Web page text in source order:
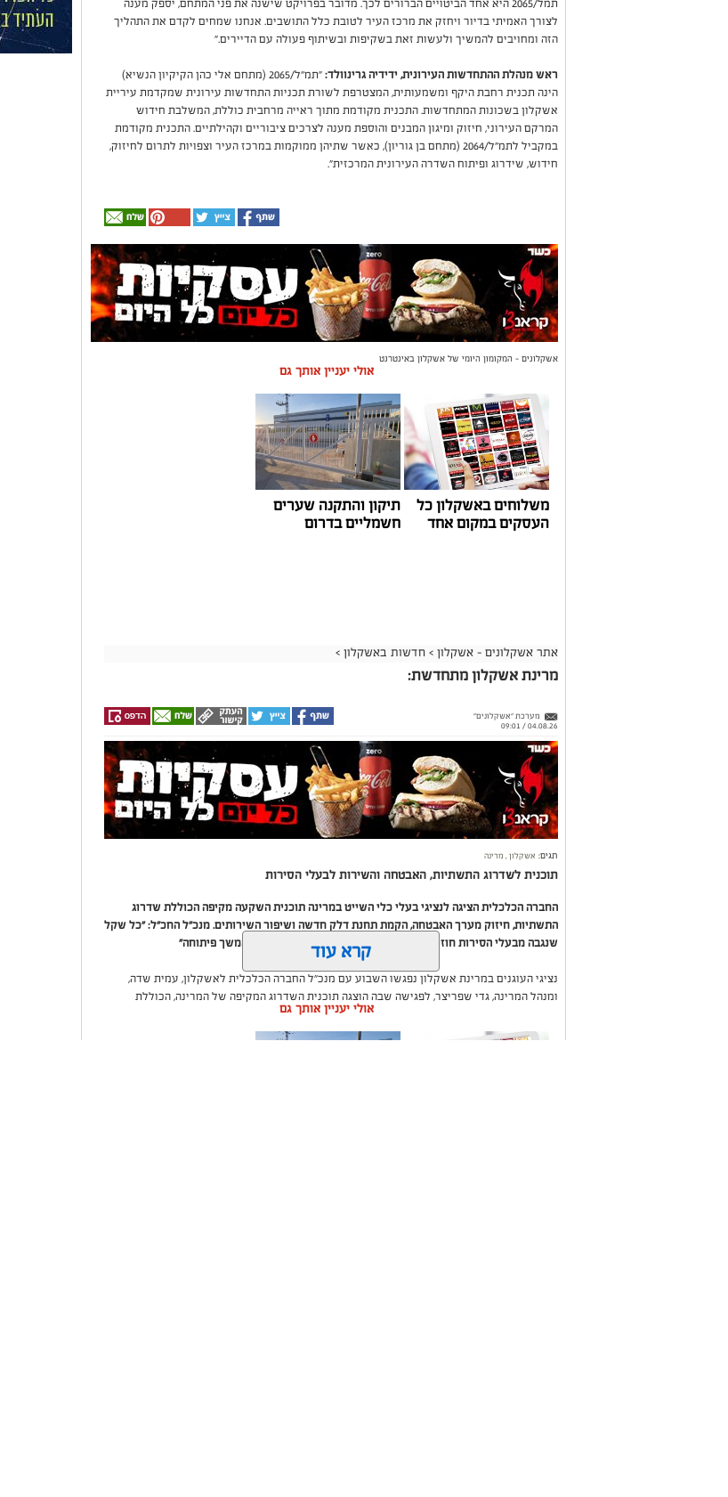
תמל/2065 היא אחד הביטויים הברורים לכך. מדובר בפרויקט שישנה את פני המתחם, יספק מענה
לצורך האמיתי בדיור ויחזק את מרכז העיר לטובת כלל התושבים. אנחנו שמחים לקדם את התהליך
הזה ומחויבים להמשיך ולעשות זאת בשקיפות ובשיתוף פעולה עם הדיירים."
ראש מנהלת ההתחדשות העירונית, ידידיה גרינוולד:
"תמ״ל/2065 (מתחם אלי כהן הקיקיון הנשיא)
הינה תכנית רחבת היקף ומשמעותית, המצטרפת לשורת תכניות התחדשות עירונית שמקדמת עיריית
אשקלון בשכונות המתחדשות. התכנית מקודמת מתוך ראייה מרחבית כוללת, המשלבת חידוש
המרקם העירוני, חיזוק ומיגון המבנים והוספת מענה לצרכים ציבוריים וקהילתיים. התכנית מקודמת
במקביל לתמ״ל/2064 (מתחם בן גוריון), כאשר שתיהן ממוקמות במרכז העיר וצפויות לתרום לחיזוק,
חידוש, שידרוג ופיתוח השדרה העירונית המרכזית".
אשקלונים - המקומון היומי של אשקלון באינטרנט
אולי יעניין אותך גם
משלוחים באשקלון כל
העסקים במקום אחד
תיקון והתקנה שערים
חשמליים בדרום
אתר אשקלונים - אשקלון > חדשות באשקלון >
מרינת אשקלון מתחדשת:
מערכת "אשקלונים"
04.08.26 / 09:01
תגים: אשקלון, מרינה
תוכנית לשדרוג התשתיות, האבטחה והשירות לבעלי הסירות
החברה הכלכלית הציגה לנציגי בעלי כלי השייט במרינה תוכנית השקעה מקיפה הכוללת שדרוג
התשתיות, חיזוק מערך האבטחה, הקמת תחנת דלק חדשה ושיפור השירותים. מנכ"ל החכ"ל: "כל שקל
שנגבה מבעלי הסירות חוזר בחזרה אליהם באמצעות שיפור המרינה והמשך פיתוחה"
נציגי העוגנים במרינת אשקלון נפגשו השבוע עם מנכ"ל החברה הכלכלית לאשקלון, עמית שדה,
ומנהל המרינה, גדי שפריצר, לפגישה שבה הוצגה תוכנית השדרוג המקיפה של המרינה, הכוללת
השקעה בתשתיות, בביטחון, בשירותים ובפיתוח המקום לטובת ציבור בעלי הסירות.
קרא עוד
אולי יעניין אותך גם